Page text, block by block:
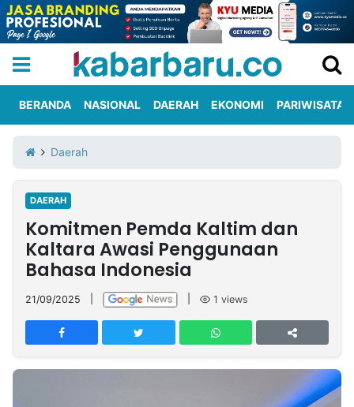
Iklan
Berita
Kami
Nasional
International
Olahraga
Entertainment
Daerah
Pariwisata
Kuliner
Kolom
Network
PT
TREETAN
INDONESIA
BERANDA NASIONAL DAERAH EKONOMI PARIWISATA
Daerah
DAERAH
Komitmen Pemda Kaltim dan
Kaltara Awasi Penggunaan
Bahasa Indonesia
21/09/2025 1 views